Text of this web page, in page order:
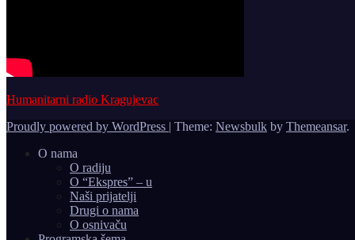
Humanitarni radio Kragujevac
Proudly powered by WordPress | Theme: Newsbulk by Themeansar.
O nama
O radiju
O “Ekspres” – u
Naši prijatelji
Drugi o nama
O osnivaču